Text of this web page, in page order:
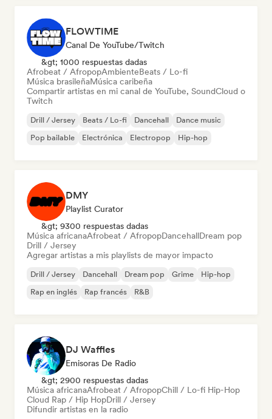
FLOWTIME
Canal De YouTube/Twitch
&gt; 1000 respuestas dadas
Afrobeat / AfropopAmbienteBeats / Lo-fi
Música brasileñaMúsica caribeña
Compartir artistas en mi canal de YouTube, SoundCloud o
Twitch
Drill / Jersey Beats / Lo-fi Dancehall
Dance music
Pop bailable
Electrónica Electropop Hip-hop
DMY
Playlist Curator
&gt; 9300 respuestas dadas
Música africanaAfrobeat / AfropopDancehallDream pop
Drill / Jersey
Agregar artistas a mis playlists de mayor impacto
Drill / Jersey Dancehall Dream pop Grime
Hip-hop
Rap en inglés
Rap francés R&B
DJ Waffles
Emisoras De Radio
&gt; 2900 respuestas dadas
Música africanaAfrobeat / AfropopChill / Lo-fi Hip-Hop
Cloud Rap / Hip HopDrill / Jersey
Difundir artistas en la radio